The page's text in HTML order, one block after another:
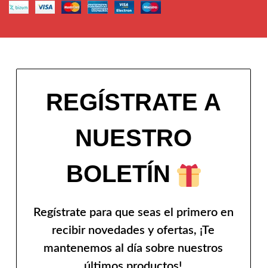
REGÍSTRATE A
NUESTRO
BOLETÍN
Regístrate para que seas el primero en
recibir novedades y ofertas, ¡Te
mantenemos al día sobre nuestros